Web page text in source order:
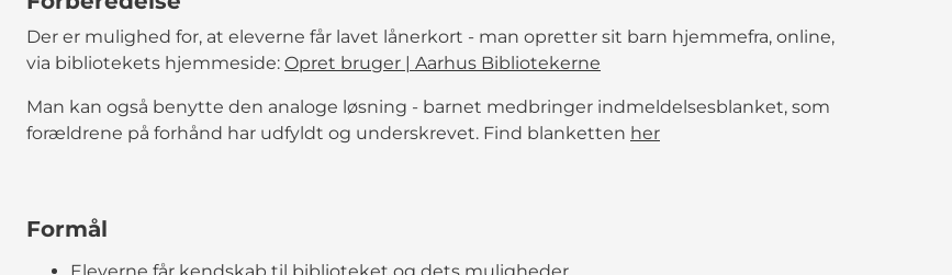
Der er mulighed for, at eleverne får lavet lånerkort - man opretter sit barn hjemmefra, online,
via bibliotekets hjemmeside: Opret bruger | Aarhus Bibliotekerne
Man kan også benytte den analoge løsning - barnet medbringer indmeldelsesblanket, som
forældrene på forhånd har udfyldt og underskrevet. Find blanketten her
Formål